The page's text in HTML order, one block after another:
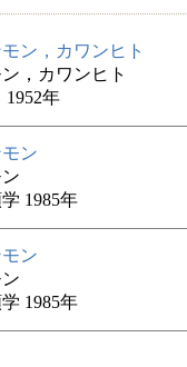
ン，カワンヒト
，カワンヒト
1952年
ン
1985年
ン
1985年